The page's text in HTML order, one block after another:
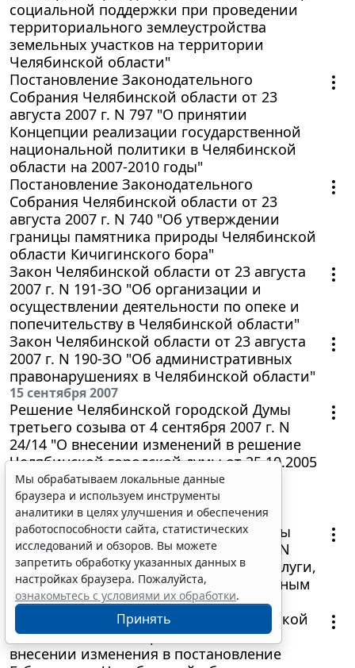
социальной поддержки при проведении
территориального землеустройства
земельных участков на территории
Челябинской области"
Постановление Законодательного
Собрания Челябинской области от 23
августа 2007 г. N 797 "О принятии
Концепции реализации государственной
национальной политики в Челябинской
области на 2007-2010 годы"
Постановление Законодательного
Собрания Челябинской области от 23
августа 2007 г. N 740 "Об утверждении
границы памятника природы Челябинской
области Кичигинского бора"
Закон Челябинской области от 23 августа
2007 г. N 191-ЗО "Об организации и
осуществлении деятельности по опеке и
попечительству в Челябинской области"
Закон Челябинской области от 23 августа
2007 г. N 190-ЗО "Об административных
правонарушениях в Челябинской области"
15 сентября 2007
Решение Челябинской городской Думы
третьего созыва от 4 сентября 2007 г. N
24/14 "О внесении изменений в решение
Челябинской городской думы от 25.10.2005
г. N 7/12 "Об установлении налога на
имущество физических лиц в городе
Челябинске"
Решение Челябинской городской Думы
третьего созыва от 4 сентября 2007 г. N
24/13 "Об установлении тарифов на услуги,
оказываемые муниципальным унитарным
предприятием "Вечерний Челябинск"
Постановление Губернатора Челябинской
области от 5 сентября 2007 г. N 274 "О
внесении изменения в постановление
Мы обрабатываем локальные данные
браузера и используем инструменты
аналитики в целях улучшения и обеспечения
работоспособности сайта, статистических
исследований и обзоров. Вы можете
запретить обработку указанных данных в
настройках браузера. Пожалуйста,
ознакомьтесь с условиями их обработки.
Принять